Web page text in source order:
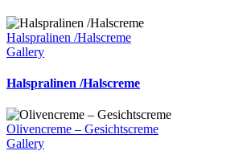
Halspralinen /Halscreme
Gallery
Halspralinen /Halscreme
Olivencreme – Gesichtscreme
Gallery